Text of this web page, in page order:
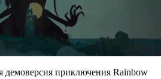
демоверсия приключения Rainbow